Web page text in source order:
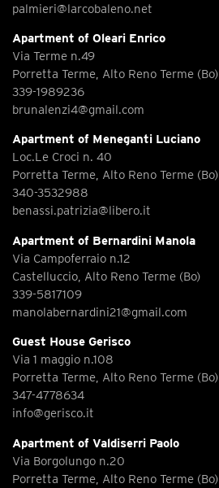
palmieri@larcobaleno.net
Apartment of Oleari Enrico
Via Terme n.49
Porretta Terme, Alto Reno Terme (Bo)
339-1989236
brunalenzi4@gmail.com
Apartment of Meneganti Luciano
Loc.Le Croci n. 40
Porretta Terme, Alto Reno Terme (Bo)
340-3532988
benassi.patrizia@libero.it
Apartment of Bernardini Manola
Via Campoferraio n.12
Castelluccio, Alto Reno Terme (Bo)
339-5817109
manolabernardini21@gmail.com
Guest House Gerisco
Via 1 maggio n.108
Porretta Terme, Alto Reno Terme (Bo)
347-4778634
info@gerisco.it
Apartment of Valdiserri Paolo
Via Borgolungo n.20
Porretta Terme, Alto Reno Terme (Bo)